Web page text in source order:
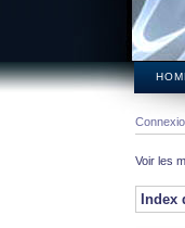
Voir les
Index